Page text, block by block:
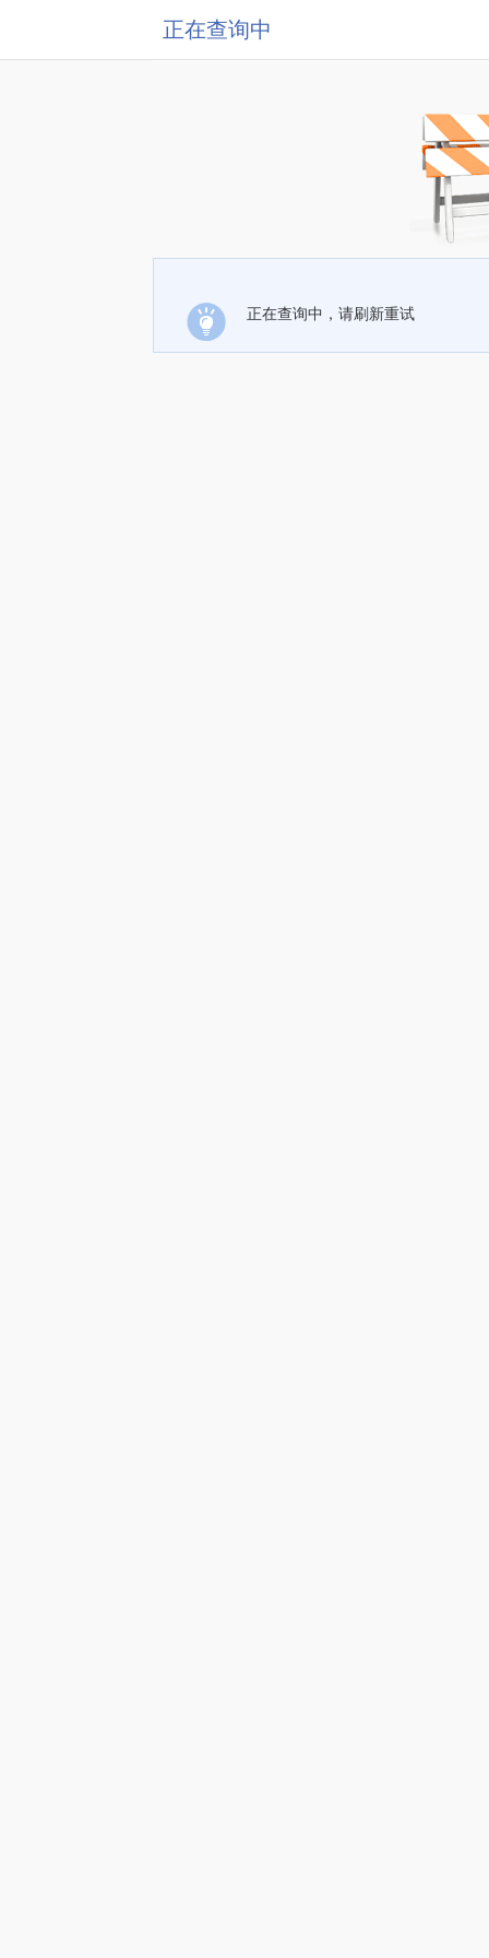
正在查询中
正在查询中，请刷新重试